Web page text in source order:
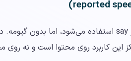
این کاربرد روی محتوا است و نه